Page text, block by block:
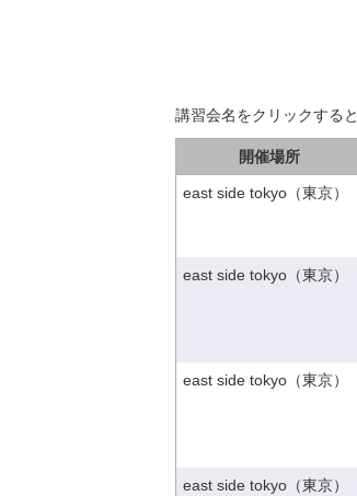
講習会名をクリックする
開催場所
east side tokyo（東京）
east side tokyo（東京）
east side tokyo（東京）
east side tokyo（東京）